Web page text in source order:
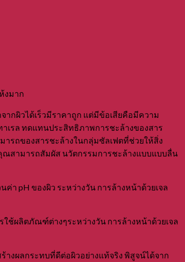
งมาก
กผิวได้เร็วมีราคาถูก แต่มีข้อเสียคือมีความ
าเรล ทดแทนประสิทธิภาพการชะล้างของสาร
ารถของสารชะล้างในกลุ่มซัลเฟตที่ช่วยให้สิ่ง
ณสามารถสัมผัส นวัตกรรมการชะล้างแบบแบบลื่น
า pH ของผิว ระหว่างวัน การล้างหน้าด้วยเจล
ช้ผลิตภัณฑ์ต่างๆระหว่างวัน การล้างหน้าด้วยเจล
งผลกระทบที่ดีต่อผิวอย่างแท้จริง พิสูจน์ได้จาก